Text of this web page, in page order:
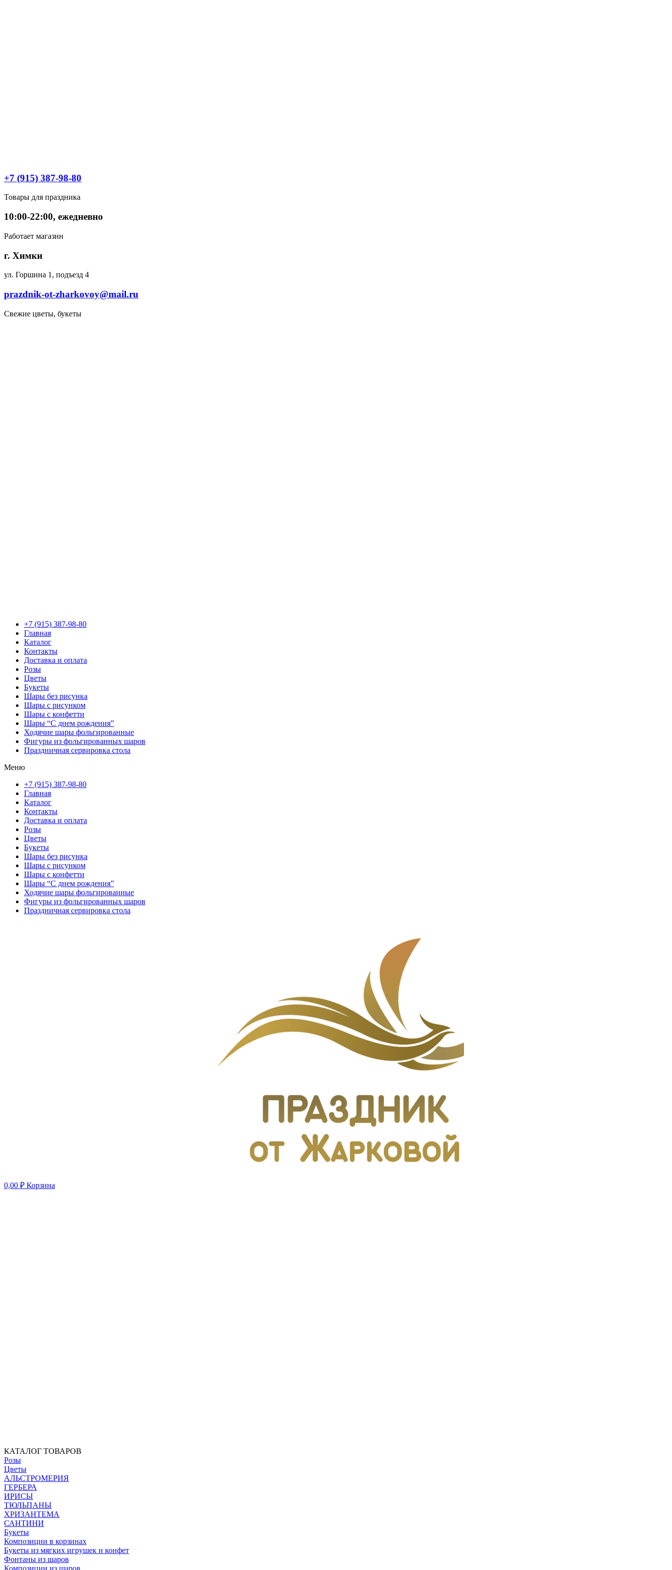
+7 (915) 387-98-80
Товары для праздника
10:00-22:00, ежедневно
Работает магазин
г. Химки
ул. Горшина 1, подъезд 4
prazdnik-ot-zharkovoy@mail.ru
Свежие цветы, букеты
+7 (915) 387-98-80
Главная
Каталог
Контакты
Доставка и оплата
Розы
Цветы
Букеты
Шары без рисунка
Шары с рисунком
Шары с конфетти
Шары “С днем рождения”
Ходячие шары фольгированные
Фигуры из фольгированных шаров
Праздничная сервировка стола
Меню
+7 (915) 387-98-80
Главная
Каталог
Контакты
Доставка и оплата
Розы
Цветы
Букеты
Шары без рисунка
Шары с рисунком
Шары с конфетти
Шары “С днем рождения”
Ходячие шары фольгированные
Фигуры из фольгированных шаров
Праздничная сервировка стола
0,00 ₽ Корзина
КАТАЛОГ ТОВАРОВ
Розы
Цветы
АЛЬСТРОМЕРИЯ
ГЕРБЕРА
ИРИСЫ
ТЮЛЬПАНЫ
ХРИЗАНТЕМА
САНТИНИ
Букеты
Композиции в корзинах
Букеты из мягких игрушек и конфет
Фонтаны из шаров
Композиции из шаров